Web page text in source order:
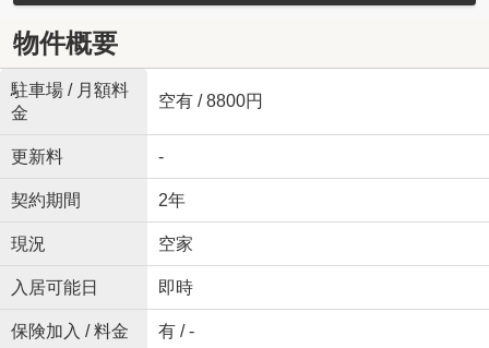
物件概要
駐車場 / 月額料
金
空有 / 8800円
更新料 -
契約期間 2年
現況 空家
入居可能日 即時
保険加入 / 料金 有 / -